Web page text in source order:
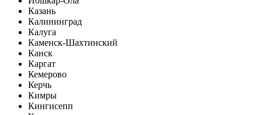
Казань
Калининград
Калуга
Каменск-Шахтинский
Канск
Каргат
Кемерово
Керчь
Кимры
Кингисепп